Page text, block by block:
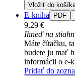
Vložiť do
E-kniha PDF
9,29 €
Ihneď na
Máte čítačku,
budete ju mať
informácii o e-
Pridať do